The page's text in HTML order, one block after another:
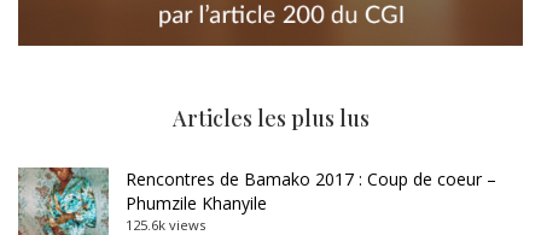
Articles les plus lus
Rencontres de Bamako 2017 : Coup de coeur –
Phumzile Khanyile
125.6k views